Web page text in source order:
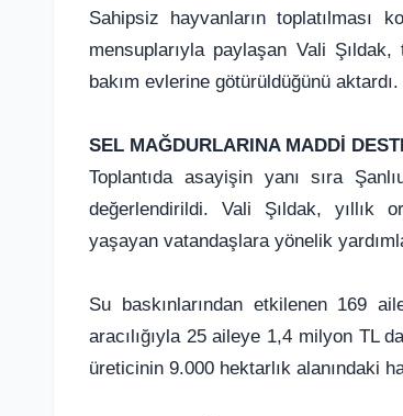
Sahipsiz hayvanların toplatılması
mensuplarıyla paylaşan Vali
bakım evlerine götürüldüğünü aktardı.
SEL MAĞDURLARINA MADDİ
Toplantıda asayişin yanı sıra
değerlendirildi. Vali Şıldak, yıllık
yaşayan vatandaşlara yönelik
Su baskınlarından etkilenen 169
aracılığıyla 25 aileye 1,4 milyon TL
üreticinin 9.000 hektarlık alanındaki